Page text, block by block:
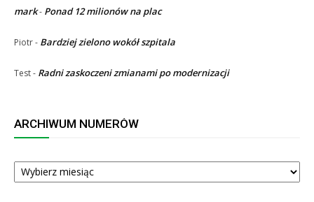
mark- Ponad 12 milionów na plac
Piotr- Bardziej zielono wokół szpitala
Test- Radni zaskoczeni zmianami po modernizacji
ARCHIWUM NUMERÓW
ARCHIWUM
NUMERÓW